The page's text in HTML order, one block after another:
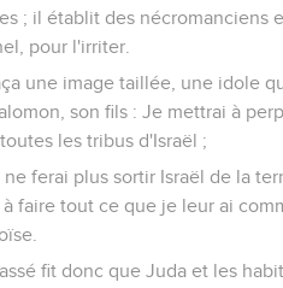
; il établit des nécromanciens
pour l'irriter.
une image taillée, une idole
son fils : Je mettrai à
les tribus d'Israël ;
ne ferai plus sortir Israël de la
à faire tout ce que je leur ai
fit donc que Juda et les